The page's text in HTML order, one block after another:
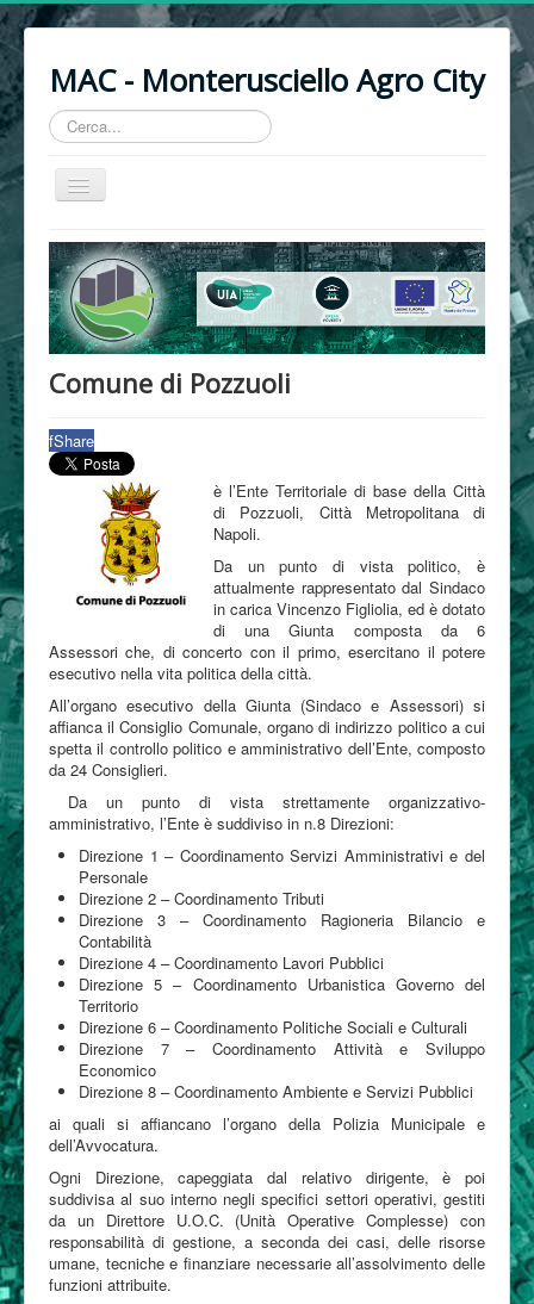
MAC - Monterusciello Agro City
Cerca...
Cambia
navigazione
Progetto
Priorità
Timeline
MAC sui media
News
Avvisi e Bandi
Partecipa
Contatti
Comune di Pozzuoli
fShare
è l’Ente Territoriale di base della Città
di Pozzuoli, Città Metropolitana di
Napoli.
Da un punto di vista politico, è
attualmente rappresentato dal Sindaco
in carica Vincenzo Figliolia, ed è dotato
di una Giunta composta da 6
Assessori che, di concerto con il primo, esercitano il potere
esecutivo nella vita politica della città.
All’organo esecutivo della Giunta (Sindaco e Assessori) si
affianca il Consiglio Comunale, organo di indirizzo politico a cui
spetta il controllo politico e amministrativo dell’Ente, composto
da 24 Consiglieri.
Da un punto di vista strettamente organizzativo-
amministrativo, l’Ente è suddiviso in n.8 Direzioni:
Direzione 1 – Coordinamento Servizi Amministrativi e del
Personale
Direzione 2 – Coordinamento Tributi
Direzione 3 – Coordinamento Ragioneria Bilancio e
Contabilità
Direzione 4 – Coordinamento Lavori Pubblici
Direzione 5 – Coordinamento Urbanistica Governo del
Territorio
Direzione 6 – Coordinamento Politiche Sociali e Culturali
Direzione 7 – Coordinamento Attività e Sviluppo
Economico
Direzione 8 – Coordinamento Ambiente e Servizi Pubblici
ai quali si affiancano l’organo della Polizia Municipale e
dell’Avvocatura.
Ogni Direzione, capeggiata dal relativo dirigente, è poi
suddivisa al suo interno negli specifici settori operativi, gestiti
da un Direttore U.O.C. (Unità Operative Complesse) con
responsabilità di gestione, a seconda dei casi, delle risorse
umane, tecniche e finanziare necessarie all’assolvimento delle
funzioni attribuite.